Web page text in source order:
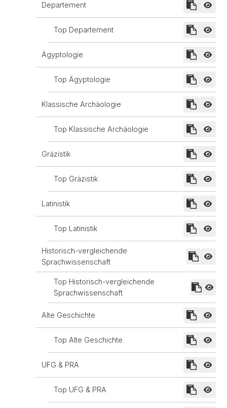
Departement
Top Departement
Ägyptologie
Top Ägyptologie
Klassische Archäologie
Top Klassische Archäologie
Gräzistik
Top Gräzistik
Latinistik
Top Latinistik
Historisch-vergleichende
Sprachwissenschaft
Top Historisch-vergleichende
Sprachwissenschaft
Alte Geschichte
Top Alte Geschichte
UFG & PRA
Top UFG & PRA